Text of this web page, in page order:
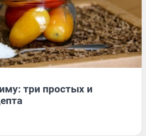
три простых и